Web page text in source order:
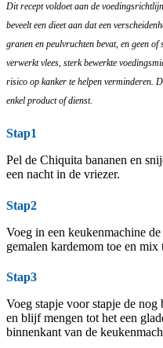
Dit recept voldoet aan de
beveelt een dieet aan dat een
granen en peulvruchten bevat, en geen of
verwerkt vlees, sterk bewerkte
risico op kanker te helpen verminderen.
enkel product of dienst.
Stap1
Pel de Chiquita bananen en
een nacht in de vriezer.
Stap2
Voeg in een keukenmachine
gemalen kardemom toe en mix
Stap3
Voeg stapje voor stapje de
en blijf mengen tot het een
binnenkant van de